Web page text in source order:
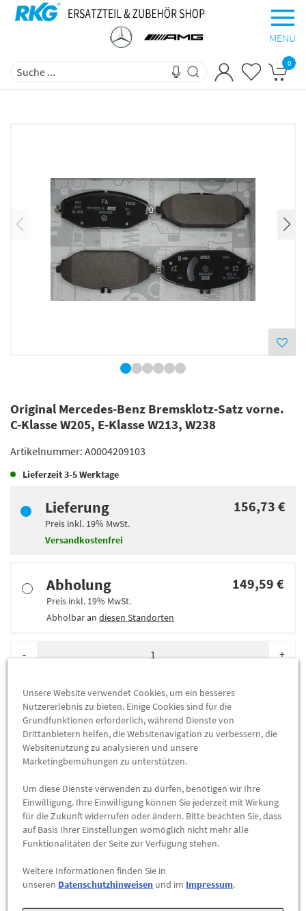
MENÜ
0
Original Mercedes-Benz Bremsklotz-Satz vorne.
C-Klasse W205, E-Klasse W213, W238
Artikelnummer: A0004209103
Lieferzeit3-5 Werktage
Lieferung
Preis inkl. 19% MwSt.
Versandkostenfrei
156,73 €
Abholung
Preis inkl. 19% MwSt.
Abholbar an diesen Standorten
149,59 €
- +
ZUM WARENKORB HINZUFÜGEN
Herstellerangaben:Mercedes-Benz AG |Mercedesstr. 120 |
70723 Stuttgart |Tel: +49711170 |E-Mail:
dialog.mb@mercedes-benz.com|Webseite:
Sie sind sich nicht sicher, ob das Ersatzteil bei Ihrem Fahrzeug
passt?
Kein Problem.
Fahrzeugs,
wir prüfen für Sie, ob das Teil passt.
Unsere Website verwendet Cookies, um ein besseres
Nutzererlebnis zu bieten. Einige Cookies sind für die
Grundfunktionen erforderlich, während Dienste von
Drittanbietern helfen, die Websitenavigation zu verbessern, die
Websitenutzung zu analysieren und unsere
Marketingbemühungen zu unterstützen.
Um diese Dienste verwenden zu dürfen, benötigen wir Ihre
Einwilligung. Ihre Einwilligung können Sie jederzeit mit Wirkung
für die Zukunft widerrufen oder ändern. Bitte beachten Sie, dass
auf Basis Ihrer Einstellungen womöglich nicht mehr alle
Funktionalitäten der Seite zur Verfügung stehen.
Weitere Informationen finden Sie in
unseren Datenschutzhinweisen und im Impressum.